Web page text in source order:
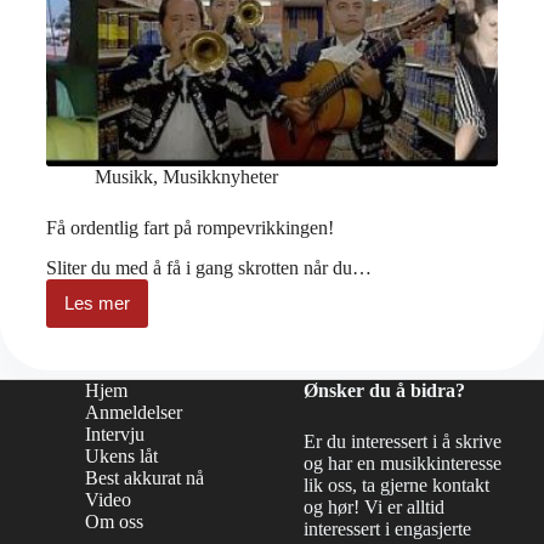
Musikk, Musikknyheter
Få ordentlig fart på rompevrikkingen!
Sliter du med å få i gang skrotten når du…
Les mer
Få
ordentlig
rompevrikkingen!
Hjem
Anmeldelser
Intervju
Ukens låt
Best akkurat nå
Video
Om oss
Ønsker du å bidra?
Er du interessert i å skrive
og har en musikkinteresse
lik oss, ta gjerne kontakt
og hør! Vi er alltid
interessert i engasjerte